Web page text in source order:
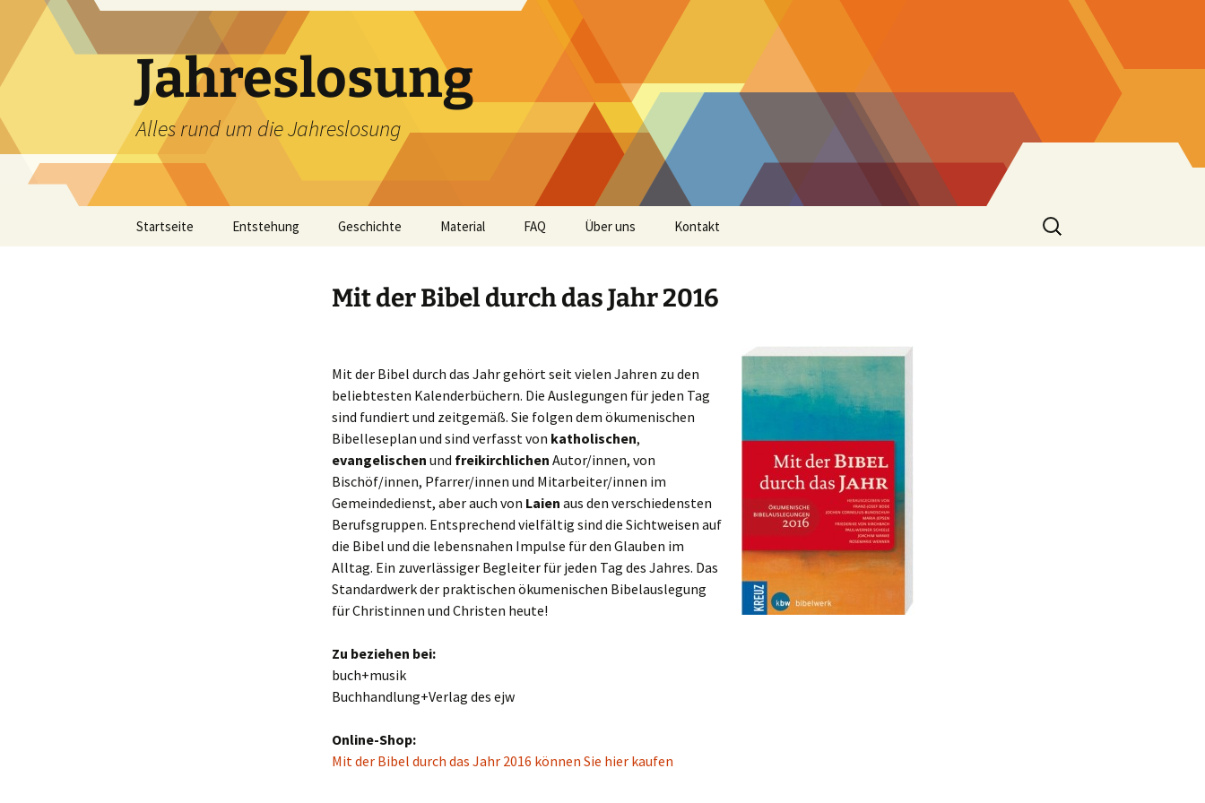
Inhalt
springen
Jahreslosung
Alles rund um die Jahreslosung
Startseite Entstehung Geschichte Material
Audio
Impulse und Predigten
Karten + Bilder
Lieder
Monatssprüche
Noten
Video
Material 2025
FAQ Über uns Kontakt
Suchen
nach:
Mit der Bibel durch das Jahr 2016
Mit der Bibel durch das Jahr gehört seit vielen Jahren zu den
beliebtesten Kalenderbüchern. Die Auslegungen für jeden Tag
sind fundiert und zeitgemäß. Sie folgen dem ökumenischen
Bibelleseplan und sind verfasst von katholischen,
evangelischen und freikirchlichen Autor/innen, von
Bischöf/innen, Pfarrer/innen und Mitarbeiter/innen im
Gemeindedienst, aber auch von Laien aus den verschiedensten
Berufsgruppen. Entsprechend vielfältig sind die Sichtweisen auf
die Bibel und die lebensnahen Impulse für den Glauben im
Alltag. Ein zuverlässiger Begleiter für jeden Tag des Jahres. Das
Standardwerk der praktischen ökumenischen Bibelauslegung
für Christinnen und Christen heute!
Zu beziehen bei:
buch+musik
Buchhandlung+Verlag des ejw
Online-Shop:
Mit der Bibel durch das Jahr 2016 können Sie hier kaufen